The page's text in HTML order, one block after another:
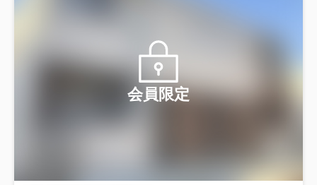
会員限定